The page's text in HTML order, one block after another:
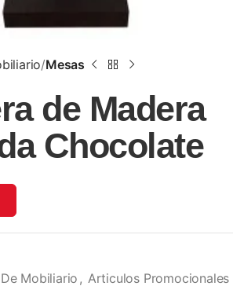
Mesas
de Madera
Chocolate
Mobiliario , Articulos Promocionales